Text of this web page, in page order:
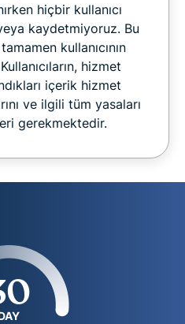
hiçbir kullanıcı
kaydetmiyoruz. Bu
kullanıcının
hizmet
içerik hizmet
ve ilgili tüm yasaları
gerekmektedir.